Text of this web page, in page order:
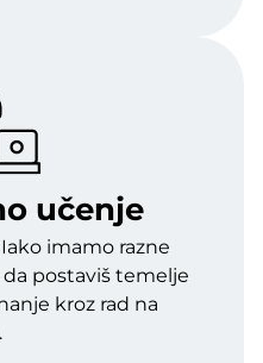
učenje
imamo razne
postaviš temelje
kroz rad na